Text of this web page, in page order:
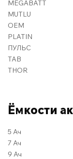
MEGABATT
MUTLU
OEM
PLATIN
ПУЛЬС
TAB
THOR
Ёмкости
5 Ач
7 Ач
9 Ач